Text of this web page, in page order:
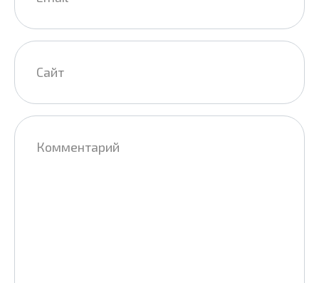
Сайт
Комментарий